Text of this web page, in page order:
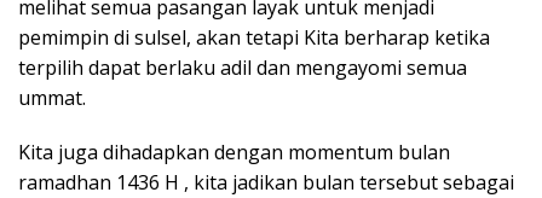
melihat semua pasangan layak untuk menjadi
pemimpin di sulsel, akan tetapi Kita berharap ketika
terpilih dapat berlaku adil dan mengayomi semua
ummat.
Kita juga dihadapkan dengan momentum bulan
ramadhan 1436 H , kita jadikan bulan tersebut sebagai